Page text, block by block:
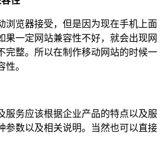
浏览器接受，但是因为现在手机上面
果一定网站兼容性不好，就会出现网
完整。所以在制作移动网站的时候一
。
服务应该根据企业产品的特点以及服
参数以及相关说明。当然也可以直接